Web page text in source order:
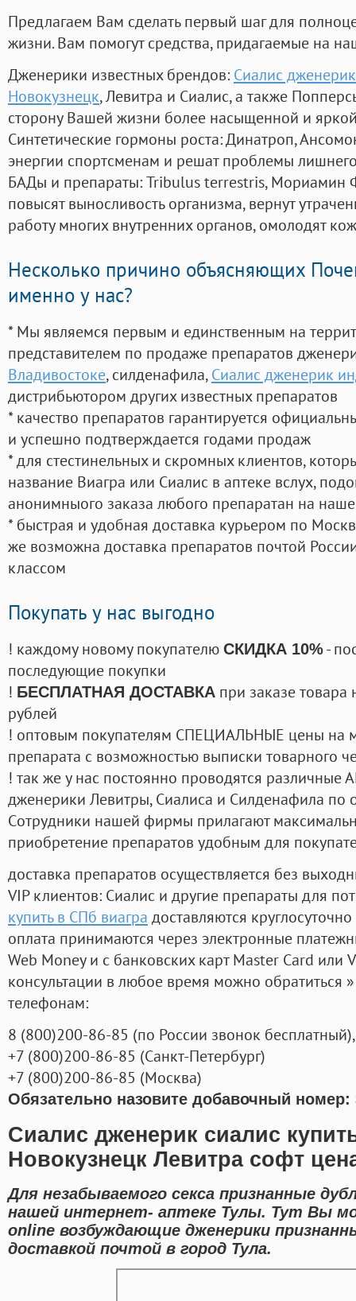
Предлагаем Вам сделать первый шаг для
жизни. Вам помогут средства, придагаемые на
Дженерики известных брендов: Сиалис
Новокузнецк, Левитра и Сиалис, а также
сторону Вашей жизни более насыщенной и
Синтетические гормоны роста: Динатроп,
энергии спортсменам и решат проблемы
БАДы и препараты:Tribulus terrestris, Мориамин
повысят выносливость организма, вернут
работу многих внутренних органов, омолодят
Несколько причино объясняющих
именно у нас?
* Мы являемся первым и единственным на
представителем по продаже препаратов
Владивостоке, силденафила, Сиалис дженерик
дистрибьютором других известных препаратов
* качество препаратов гарантируется
и успешно подтверждается годами продаж
* для стестинельных и скромных клиентов,
название Виагра или Сиалис в аптеке вслух,
анонимныого заказа любого препаратан на
* быстрая и удобная доставка курьером по
же возможна доставка препаратов почтой
классом
Покупать у нас выгодно
! каждому новому покупателю СКИДКА 10%-
последующие покупки
! БЕСПЛАТНАЯ ДОСТАВКА при заказе
рублей
! оптовым покупателям СПЕЦИАЛЬНЫЕ цены на
препарата с возможностью выписки товарного
! так же у нас постоянно проводятся
дженерики Левитры, Сиалиса и Силденафила по
Cотрудники нашей фирмы прилагают
приобретение препаратов удобным для
доставка препаратов осуществляется без
VIP клиентов: Сиалис и другие препараты для
купить в СПб виагра доставляются круглосуточно
оплата принимаются через электронные
Web Money и с банковских карт Master Card или
консультации в любое время можно обратиться
телефонам:
8 (800)200-86-85 (по России звонок бесплатный),
+7 (800)200-86-85 (Санкт-Петербург)
+7 (800)200-86-85 (Москва)
Обязательно назовите добавочный номер:
Сиалис дженерик сиалис
Новокузнецк Левитра софт
Для незабываемого секса признанные
нашей интернет- аптеке Тулы. Тут Вы
online возбуждающие дженерики
доставкой почтой в город Тула.